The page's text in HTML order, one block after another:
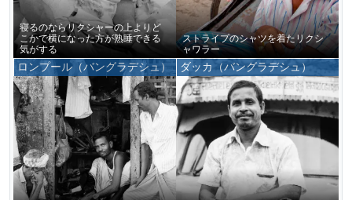
寝るのならリクシャーの上よりど
こかで横になった方が熟睡できる
気がする
ストライプのシャツを着たリクシ
ャワラー
ロンプール（バングラデシュ） ダッカ（バングラデシュ）